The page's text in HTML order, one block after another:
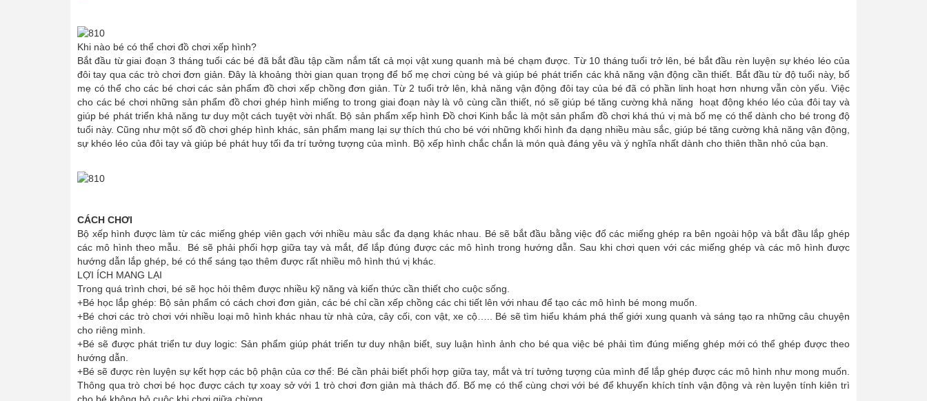
Khi nào bé có thể chơi đồ chơi xếp hình?
Bắt đầu từ giai đoạn 3 tháng tuổi các bé đã bắt đầu tập cầm nắm tất cả mọi vật xung quanh mà bé chạm được. Từ 10 tháng tuổi trở lên, bé bắt đầu rèn luyện sự khéo léo của
đôi tay qua các trò chơi đơn giản. Đây là khoảng thời gian quan trọng để bố mẹ chơi cùng bé và giúp bé phát triển các khả năng vận động cần thiết. Bắt đầu từ độ tuổi này, bố
mẹ có thể cho các bé chơi các sản phẩm đồ chơi xếp chồng đơn giản. Từ 2 tuổi trở lên, khả năng vận động đôi tay của bé đã có phần linh hoạt hơn nhưng vẫn còn yếu. Việc
cho các bé chơi những sản phẩm đồ chơi ghép hình miếng to trong giai đoạn này là vô cùng cần thiết, nó sẽ giúp bé tăng cường khả năng hoạt động khéo léo của đôi tay và
giúp bé phát triển khả năng tư duy một cách tuyệt vời nhất. Bộ sản phẩm xếp hình Đồ chơi Kinh bắc là một sản phẩm đồ chơi khá thú vị mà bố mẹ có thể dành cho bé trong độ
tuổi này. Cũng như một số đồ chơi ghép hình khác, sản phẩm mang lại sự thích thú cho bé với những khối hình đa dạng nhiều màu sắc, giúp bé tăng cường khả năng vận động,
sự khéo léo của đôi tay và giúp bé phát huy tối đa trí tưởng tượng của mình. Bộ xếp hình chắc chắn là món quà đáng yêu và ý nghĩa nhất dành cho thiên thần nhỏ của bạn.
CÁCH CHƠI
Bộ xếp hình được làm từ các miếng ghép viên gạch với nhiều màu sắc đa dạng khác nhau. Bé sẽ bắt đầu bằng việc đổ các miếng ghép ra bên ngoài hộp và bắt đầu lắp ghép
các mô hình theo mẫu. Bé sẽ phải phối hợp giữa tay và mắt, để lắp đúng được các mô hình trong hướng dẫn. Sau khi chơi quen với các miếng ghép và các mô hình được
hướng dẫn lắp ghép, bé có thể sáng tạo thêm được rất nhiều mô hình thú vị khác.
LỢI ÍCH MANG LẠI
Trong quá trình chơi, bé sẽ học hỏi thêm được nhiều kỹ năng và kiến thức cần thiết cho cuộc sống.
+Bé học lắp ghép: Bộ sản phẩm có cách chơi đơn giản, các bé chỉ cần xếp chồng các chi tiết lên với nhau để tạo các mô hình bé mong muốn.
+Bé chơi các trò chơi với nhiều loại mô hình khác nhau từ nhà cửa, cây cối, con vật, xe cộ….. Bé sẽ tìm hiểu khám phá thế giới xung quanh và sáng tạo ra những câu chuyện
cho riêng mình.
+Bé sẽ được phát triển tư duy logic: Sản phẩm giúp phát triển tư duy nhận biết, suy luận hình ảnh cho bé qua việc bé phải tìm đúng miếng ghép mới có thể ghép được theo
hướng dẫn.
+Bé sẽ được rèn luyện sự kết hợp các bộ phận của cơ thể: Bé cần phải biết phối hợp giữa tay, mắt và trí tưởng tượng của mình để lắp ghép được các mô hình như mong muốn.
Thông qua trò chơi bé học được cách tự xoay sở với 1 trò chơi đơn giản mà thách đố. Bố mẹ có thể cùng chơi với bé để khuyến khích tính vận động và rèn luyện tính kiên trì